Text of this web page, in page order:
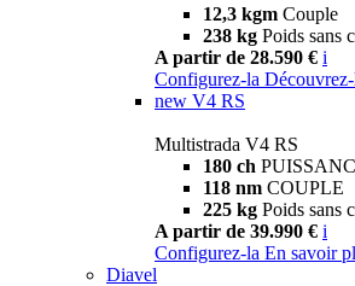
12,3 kgm Couple
238 kg Poids sans
A partir de 28.590 € i
Configurez-la
new V4 RS
Multistrada V4 RS
180 ch
118 nm COUPLE
225 kg Poids sans
A partir de 39.990 € i
Configurez-la En savoir
Diavel